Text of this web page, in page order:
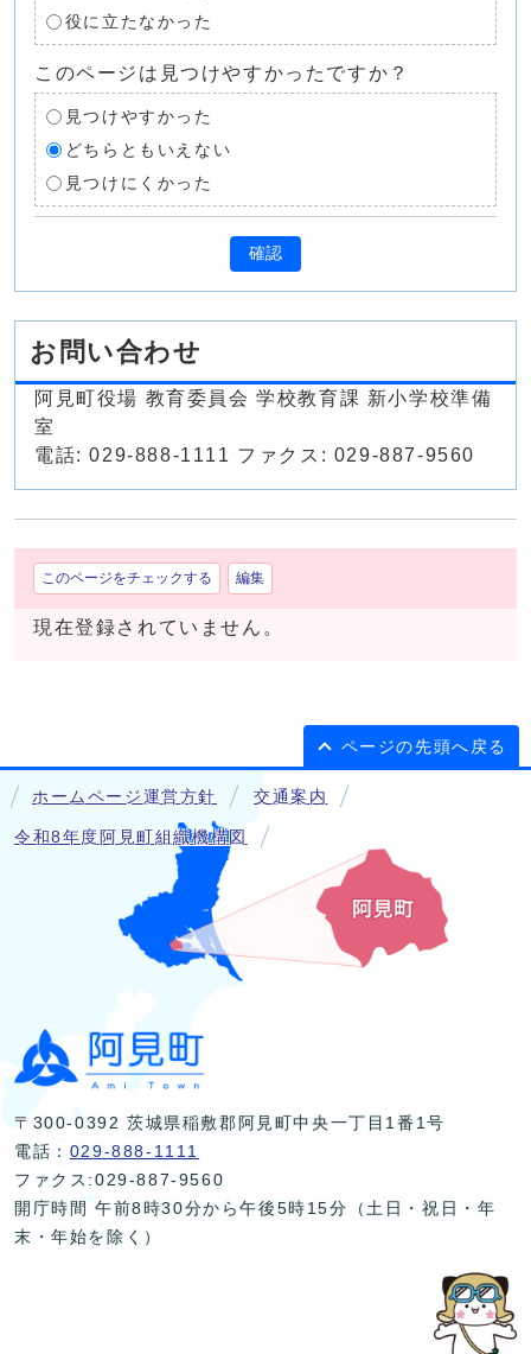
役に立たなかった
このページは見つけやすかったですか？
見つけやすかった
どちらともいえない
見つけにくかった
確認
お問い合わせ
阿見町役場 教育委員会 学校教育課 新小学校準備
室
電話: 029-888-1111 ファクス: 029-887-9560
このページをチェックする 編集
現在登録されていません。
ページの先頭へ戻る
ホームページ運営方針 交通案内
令和8年度阿見町組織機構図
〒300-0392 茨城県稲敷郡阿見町中央一丁目1番1号
電話： 029-888-1111
ファクス:029-887-9560
開庁時間 午前8時30分から午後5時15分（土日・祝日・年
末・年始を除く）